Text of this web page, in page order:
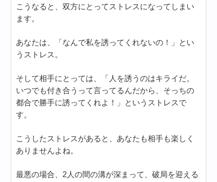
こうなると、双方にとってストレスになってしまい
ます。
あなたは、「なんで私を誘ってくれないの！」とい
うストレス。
そして相手にとっては、「人を誘うのはキライだ。
いつでも付き合うって言ってるんだから、そっちの
都合で勝手に誘ってくれよ！」というストレスで
す。
こうしたストレスがあると、あなたも相手も楽しく
ありませんよね。
最悪の場合、2人の間の溝が深まって、破局を迎える